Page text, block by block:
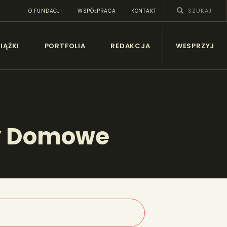
O FUNDACJI WSPÓŁPRACA KONTAKT
PORTFOLIA REDAKCJA WESPRZYJ